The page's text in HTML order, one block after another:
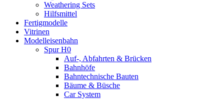
Weathering Sets
Hilfsmittel
Fertigmodelle
Vitrinen
Modelleisenbahn
Spur H0
Auf-, Abfahrten & Brücken
Bahnhöfe
Bahntechnische Bauten
Bäume & Büsche
Car System